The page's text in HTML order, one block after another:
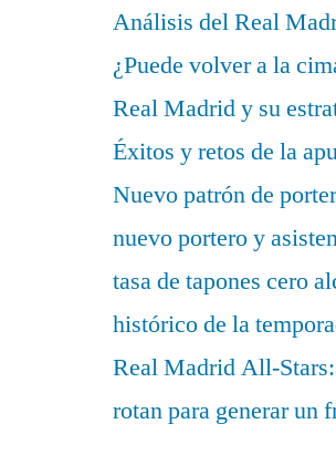
Análisis del Real
¿Puede volver a la
Real Madrid y su
Éxitos y retos de la
Nuevo patrón de
nuevo portero y
tasa de tapones cero
histórico de la
Real Madrid All-
rotan para generar un